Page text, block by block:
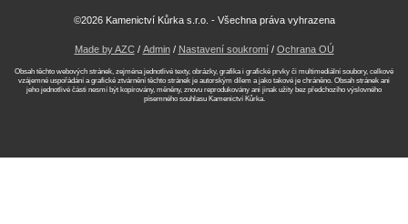
©2026 Kamenictví Kůrka s.r.o. - Všechna práva vyhrazena
Made by AZC/ Admin/ Nastavení soukromí/ Ochrana OÚ
Obsah těchto webových stránek, zejména jednotlivé texty, obrázky, grafika i grafické prvky či multimediální soubory, celkové
vzájemné uspořádání a grafické ztvárnění těchto stránek je autorským dílem a jako takové je chráněno. Obsah stránek ani
jeho jednotlivé části nesmí být kopírovány, měněny, znovu reprodukovány ani jinak užity bez předchozího výslovného
písemného souhlasu Kamenictví Kůrka.